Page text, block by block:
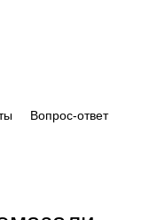
Вопрос-ответ